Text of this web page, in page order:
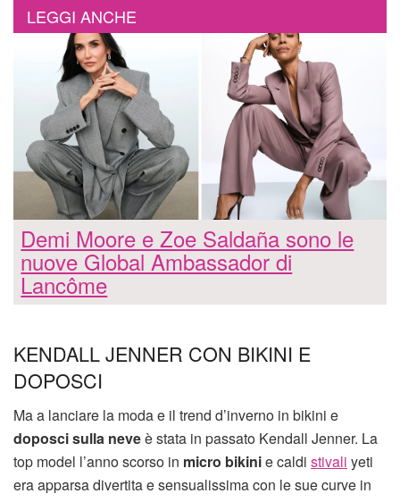
LEGGI ANCHE
Demi Moore e Zoe Saldaña sono le
nuove Global Ambassador di
Lancôme
KENDALL JENNER CON BIKINI E
DOPOSCI
Ma a lanciare la moda e il trend d’inverno in bikini e
doposci sulla neveè stata in passato Kendall Jenner. La
top model l’anno scorso in micro bikinie caldi stivali yeti
era apparsa divertita e sensualissima con le sue curve in